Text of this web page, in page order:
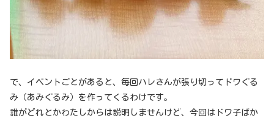
で、イベントごとがあると、毎回ハレさんが張り切ってドワぐる
み（あみぐるみ）を作ってくるわけです。
誰がどれとかわたしからは説明しませんけど、今回はドワ子ばか